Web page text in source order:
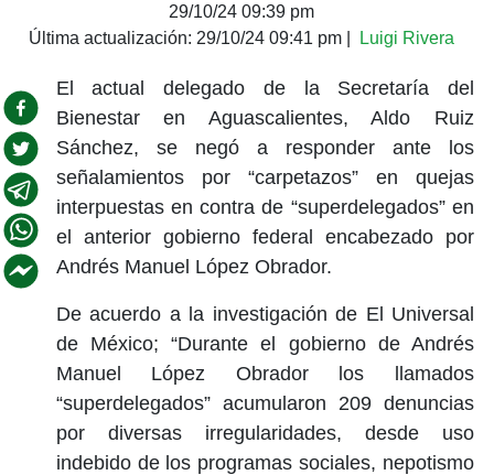
29/10/24 09:39 pm
Última actualización: 29/10/24 09:41 pm Luigi Rivera
El actual delegado de la Secretaría del
Bienestar en Aguascalientes, Aldo Ruiz
Sánchez, se negó a responder ante los
señalamientos por “carpetazos” en quejas
interpuestas en contra de “superdelegados” en
el anterior gobierno federal encabezado por
Andrés Manuel López Obrador.
De acuerdo a la investigación de El Universal
de México; “Durante el gobierno de Andrés
Manuel López Obrador los llamados
“superdelegados” acumularon 209 denuncias
por diversas irregularidades, desde uso
indebido de los programas sociales, nepotismo